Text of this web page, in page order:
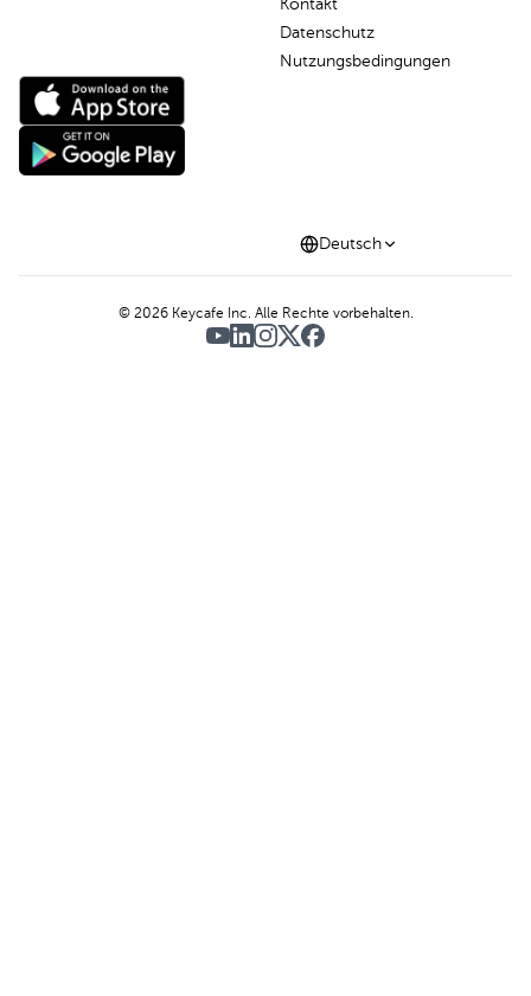
Kontakt
Datenschutz
Nutzungsbedingungen
Deutsch
© 2026 Keycafe Inc. Alle Rechte vorbehalten.